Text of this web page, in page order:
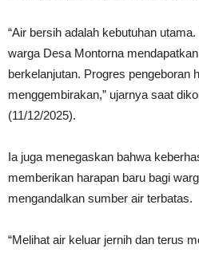
“Air bersih adalah kebutuhan
warga Desa Montorna
berkelanjutan. Progres pengeboran
menggembirakan,” ujarnya saat
(11/12/2025).
Ia juga menegaskan bahwa
memberikan harapan baru bagi
mengandalkan sumber air terbatas.
“Melihat air keluar jernih dan terus